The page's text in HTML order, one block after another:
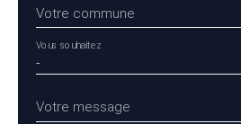
Votre commune
-
Vous souhaitez
Votre message